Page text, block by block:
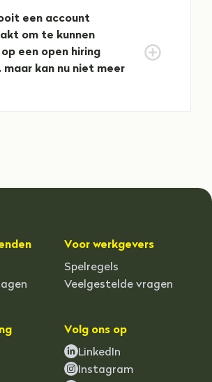
ooit een account
om te kunnen
een open hiring
kan nu niet meer
Voor werkgevers
Spelregels
Veelgestelde vragen
Volg ons op
LinkedIn
Instagram